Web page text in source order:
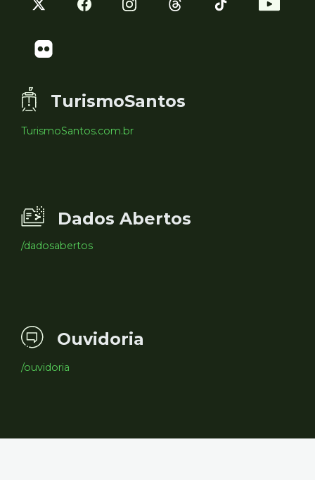
TurismoSantos
TurismoSantos.com.br
Dados Abertos
/dadosabertos
Ouvidoria
/ouvidoria